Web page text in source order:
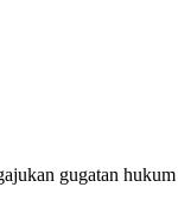
gugatan